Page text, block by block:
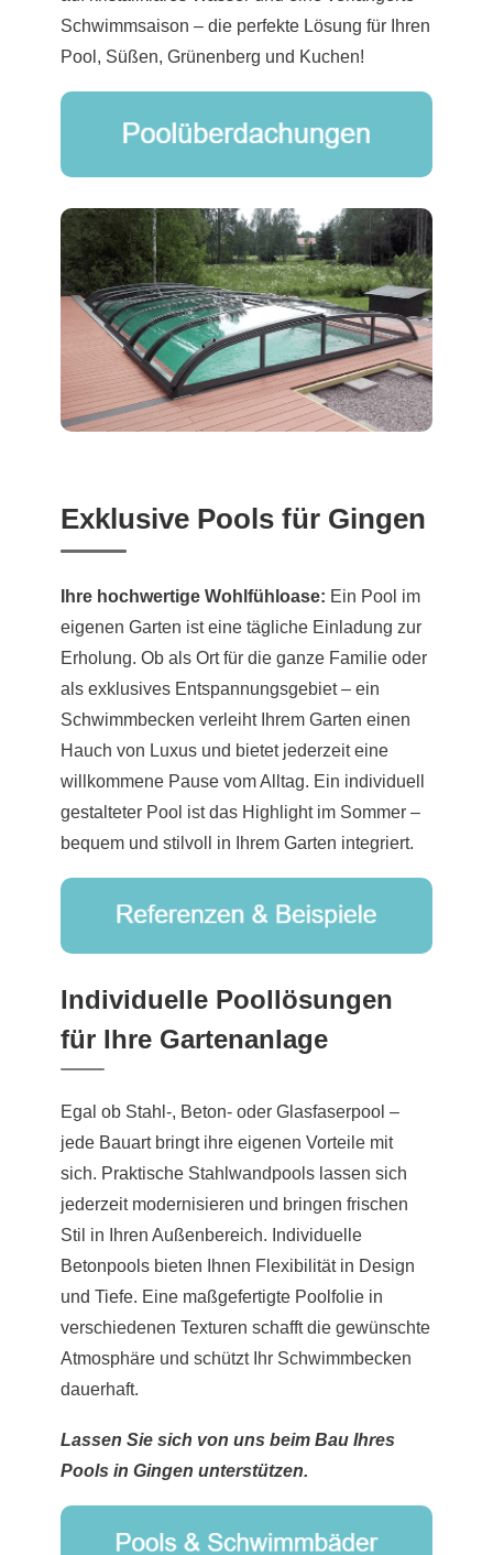
Schwimmsaison – die perfekte Lösung für Ihren
Pool, Süßen, Grünenberg und Kuchen!
Exklusive Pools für Gingen
Ihre hochwertige Wohlfühloase: Ein Pool im
eigenen Garten ist eine tägliche Einladung zur
Erholung. Ob als Ort für die ganze Familie oder
als exklusives Entspannungsgebiet – ein
Schwimmbecken verleiht Ihrem Garten einen
Hauch von Luxus und bietet jederzeit eine
willkommene Pause vom Alltag. Ein individuell
gestalteter Pool ist das Highlight im Sommer –
bequem und stilvoll in Ihrem Garten integriert.
Individuelle Poollösungen
für Ihre Gartenanlage
Egal ob Stahl-, Beton- oder Glasfaserpool –
jede Bauart bringt ihre eigenen Vorteile mit
sich. Praktische Stahlwandpools lassen sich
jederzeit modernisieren und bringen frischen
Stil in Ihren Außenbereich. Individuelle
Betonpools bieten Ihnen Flexibilität in Design
und Tiefe. Eine maßgefertigte Poolfolie in
verschiedenen Texturen schafft die gewünschte
Atmosphäre und schützt Ihr Schwimmbecken
dauerhaft.
Lassen Sie sich von uns beim Bau Ihres
Pools in Gingen unterstützen.